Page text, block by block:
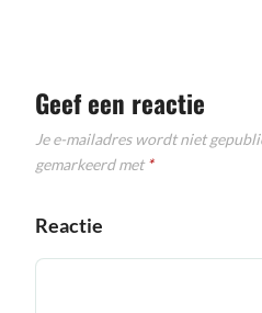
Geef een reactie
Je e-mailadres wordt niet
gemarkeerd met*
Reactie